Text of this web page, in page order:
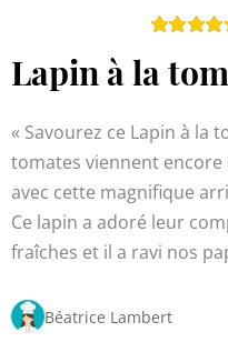
Lapin à la
Savourez ce Lapin à la
tomates viennent
avec cette magnifique
Ce lapin a adoré leur
fraîches et il a ravi nos
Béatrice Lambert